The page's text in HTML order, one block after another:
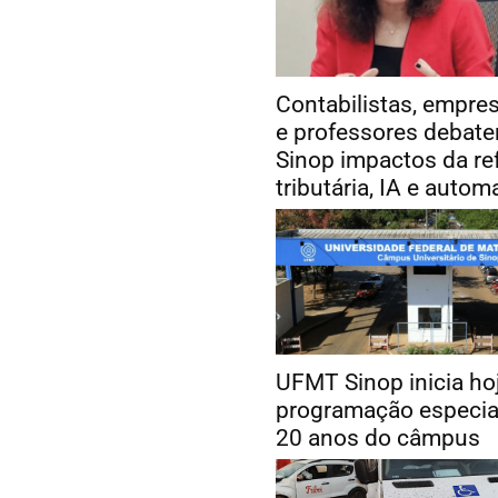
Contabilistas,
e professores
Sinop impactos da
tributária, IA e
UFMT Sinop inicia
programação
20 anos do câmpus